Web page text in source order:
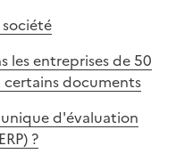
les entreprises de 50
certains documents
d'évaluation
?